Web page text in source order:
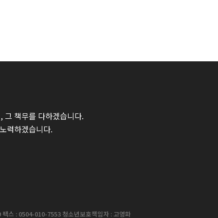
그 책무를 다하겠습니다.
력하겠습니다.
스 : 0504-010-7553 청소년보호책임자 : 고영화